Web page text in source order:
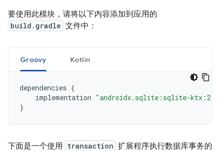
要使用此模块，请将以下内容添加到应用的
build.gradle 文件中：
Groovy Kotlin
dependencies {
implementation "androidx.sqlite:sqlite-
}
下面是一个使用 transaction 扩展程序执行数据库事务的